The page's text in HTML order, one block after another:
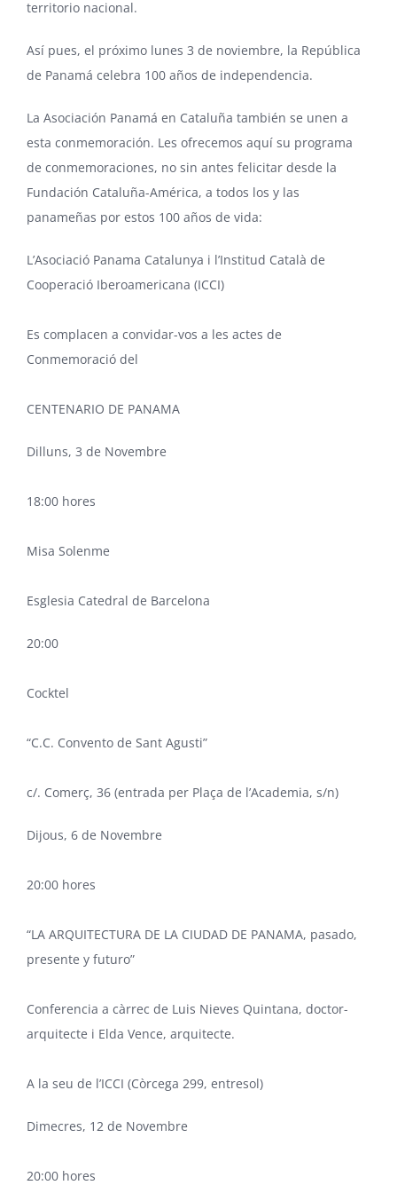
territorio nacional.
Así pues, el próximo lunes 3 de noviembre, la República
de Panamá celebra 100 años de independencia.
La Asociación Panamá en Cataluña también se unen a
esta conmemoración. Les ofrecemos aquí su programa
de conmemoraciones, no sin antes felicitar desde la
Fundación Cataluña-América, a todos los y las
panameñas por estos 100 años de vida:
L’Asociació Panama Catalunya i l’Institud Català de
Cooperació Iberoamericana (ICCI)
Es complacen a convidar-vos a les actes de
Conmemoració del
CENTENARIO DE PANAMA
Dilluns, 3 de Novembre
18:00 hores
Misa Solenme
Esglesia Catedral de Barcelona
20:00
Cocktel
“C.C. Convento de Sant Agusti”
c/. Comerç, 36 (entrada per Plaça de l’Academia, s/n)
Dijous, 6 de Novembre
20:00 hores
“LA ARQUITECTURA DE LA CIUDAD DE PANAMA, pasado,
presente y futuro”
Conferencia a càrrec de Luis Nieves Quintana, doctor-
arquitecte i Elda Vence, arquitecte.
A la seu de l’ICCI (Còrcega 299, entresol)
Dimecres, 12 de Novembre
20:00 hores